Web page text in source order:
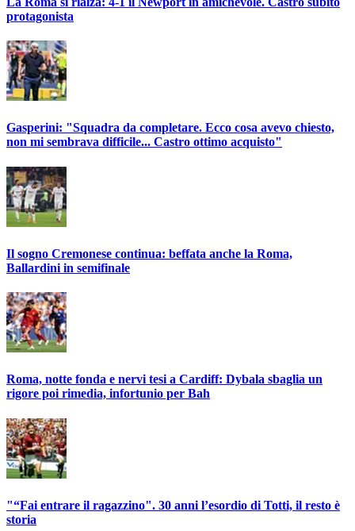
protagonista
Gasperini: "Squadra da completare. Ecco cosa avevo chiesto,
non mi sembrava difficile... Castro ottimo acquisto"
Il sogno Cremonese continua: beffata anche la Roma,
Ballardini in semifinale
Roma, notte fonda e nervi tesi a Cardiff: Dybala sbaglia un
rigore poi rimedia, infortunio per Bah
"“Fai entrare il ragazzino". 30 anni l’esordio di Totti, il resto è
storia